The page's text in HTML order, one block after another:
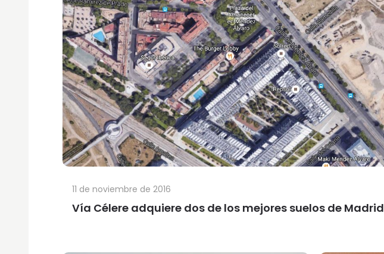
Vía Célere adquiere dos de los mejores suelos de Madrid
11 de noviembre de 2016